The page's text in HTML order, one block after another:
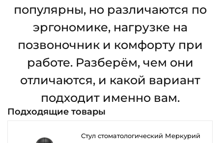
популярны, но различаются по
эргономике, нагрузке на
позвоночник и комфорту при
работе. Разберём, чем они
отличаются, и какой вариант
подходит именно вам.
Подходящие товары
Стул стоматологический Меркурий